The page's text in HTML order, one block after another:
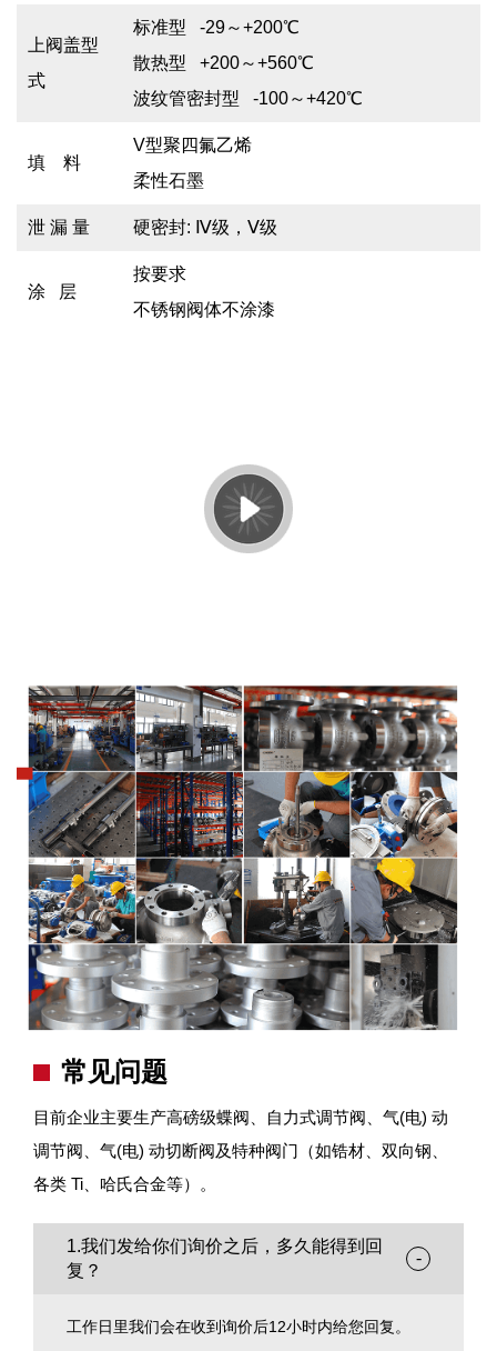
上阀盖型
式
标准型 -29～+200℃
散热型 +200～+560℃
波纹管密封型 -100～+420℃
填 料
V型聚四氟乙烯
柔性石墨
泄 漏 量 硬密封: Ⅳ级，Ⅴ级
涂 层
按要求
不锈钢阀体不涂漆
常见问题
目前企业主要生产高磅级蝶阀、自力式调节阀、气(电) 动
调节阀、气(电) 动切断阀及特种阀门（如锆材、双向钢、
各类 Ti、哈氏合金等）。
1.我们发给你们询价之后，多久能得到回
复？
-
工作日里我们会在收到询价后12小时内给您回复。